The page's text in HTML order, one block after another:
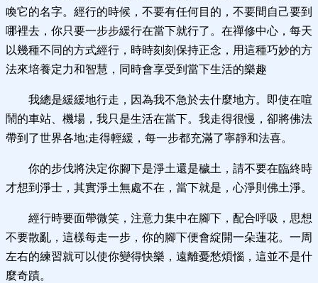
喚它的名字。經行的時候，不要有任何目的，不要間自己要到
哪裡去，你只要一步步緩行在當下就行了。在禪修中心，每天
以幾種不同的方式經行，時時刻刻保持正念，用這種巧妙的方
法來培養定力和智慧，同時會享受到當下生活的樂趣
我總是緩緩地行走，因為我不急於去什麼地方。即使在喧
鬧的車站、機場，我只是生活在當下。我走得很慢，卻將佛法
帶到了世界各地;走得輕緩，每一步都充滿了寧靜和法喜。
你的步伐將決定你腳下是淨土還是穢土，請不要在臨終時
才想到淨士，其實淨土無處不在，當下就是，心淨則佛土淨。
經行時要面帶微笑，注意力集中在腳下，配合呼吸，思想
不要散亂，這樣每走一步，你的腳下便會綻開一朵蓮花。一周
左右的練習就可以使你變得快樂，遠離憂愁煩惱，這並不是什
麼奇蹟。